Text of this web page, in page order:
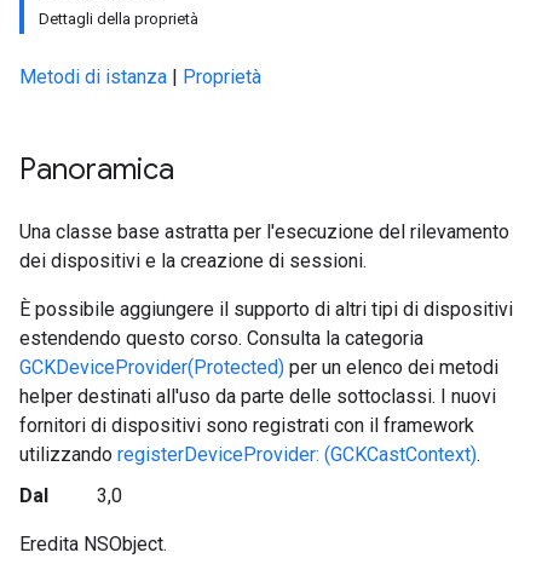
Dettagli della proprietà
Metodi di istanza | Proprietà
Panoramica
Una classe base astratta per l'esecuzione del rilevamento
dei dispositivi e la creazione di sessioni.
È possibile aggiungere il supporto di altri tipi di dispositivi
estendendo questo corso. Consulta la categoria
GCKDeviceProvider(Protected) per un elenco dei metodi
helper destinati all'uso da parte delle sottoclassi. I nuovi
fornitori di dispositivi sono registrati con il framework
utilizzando registerDeviceProvider: (GCKCastContext).
Dal
3,0
Eredita NSObject.